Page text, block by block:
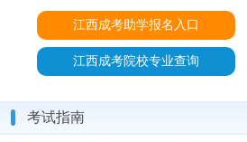
江西成考助学报名入口
江西成考院校专业查询
考试指南